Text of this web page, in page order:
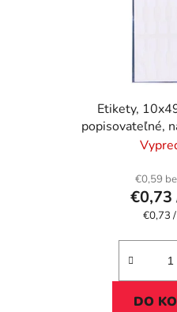
Etikety,
popisovateľné,
48
€0,59
€0,73
€0,73
DO